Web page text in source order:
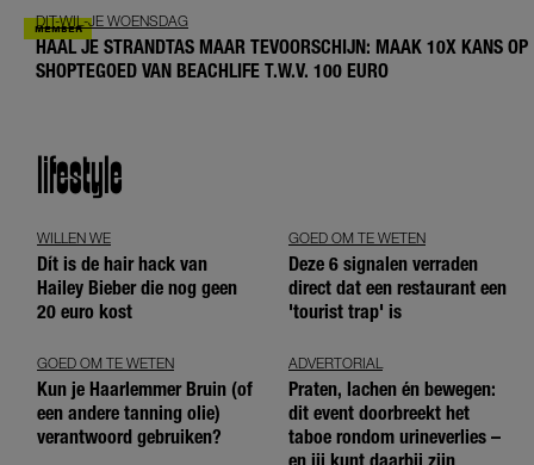
DIT-WIL-JE WOENSDAG
HAAL JE STRANDTAS MAAR TEVOORSCHIJN: MAAK 10X KANS OP
SHOPTEGOED VAN BEACHLIFE T.W.V. 100 EURO
lifestyle
WILLEN WE
Dít is de hair hack van
Hailey Bieber die nog geen
20 euro kost
GOED OM TE WETEN
Deze 6 signalen verraden
direct dat een restaurant een
'tourist trap' is
GOED OM TE WETEN
Kun je Haarlemmer Bruin (of
een andere tanning olie)
verantwoord gebruiken?
ADVERTORIAL
Praten, lachen én bewegen:
dit event doorbreekt het
taboe rondom urineverlies –